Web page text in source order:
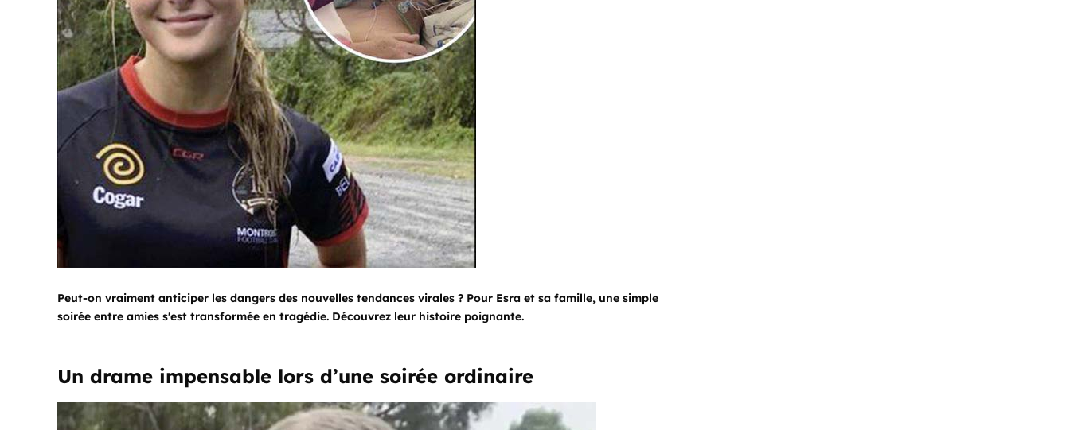
Peut-on vraiment anticiper les dangers des nouvelles tendances virales ? Pour Esra et sa famille, une simple
soirée entre amies s'est transformée en tragédie. Découvrez leur histoire poignante.
Un drame impensable lors d’une soirée ordinaire